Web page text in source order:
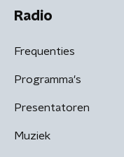
Radio
Frequenties
Programma's
Presentatoren
Muziek